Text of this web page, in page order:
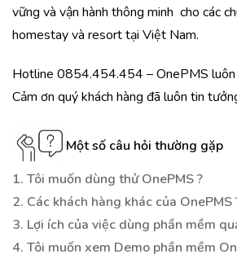
vững và vận hành thông minh cho các
homestay và resort tại Việt Nam.
Hotline 0854.454.454 – OnePMS luôn
Cảm ơn quý khách hàng đã luôn tin
Một số câu hỏi thường gặp
1. Tôi muốn dùng thử OnePMS ?
2. Các khách hàng khác của OnePMS
3. Lợi ích của việc dùng phần mềm
4. Tôi muốn xem Demo phần mềm